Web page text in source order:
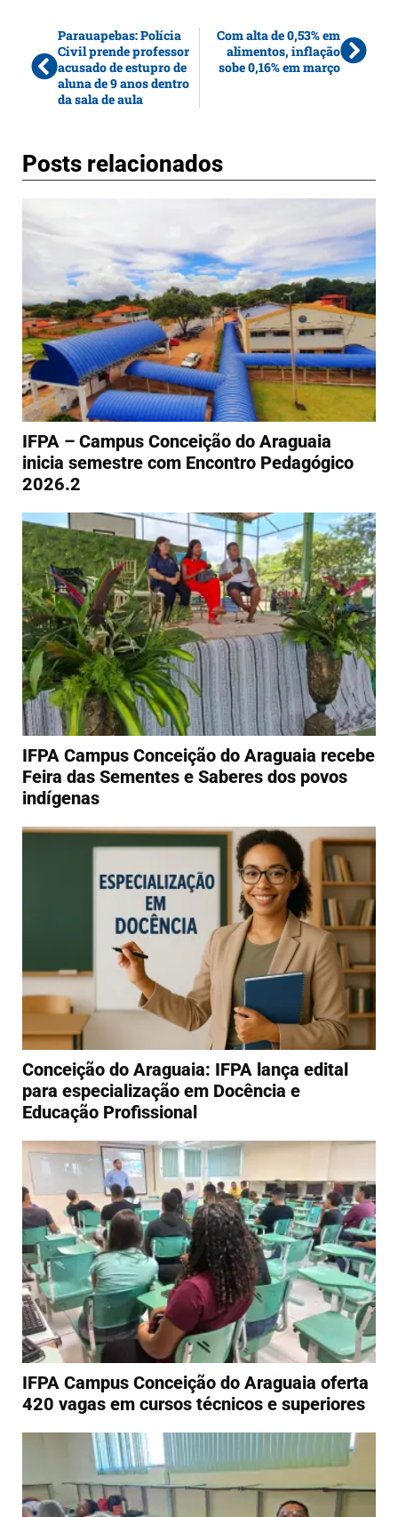
Parauapebas: Polícia
Civil prende professor
acusado de estupro de
aluna de 9 anos dentro
da sala de aula
Com alta de 0,53% em
alimentos, inflação
sobe 0,16% em março
Posts relacionados
IFPA – Campus Conceição do Araguaia
inicia semestre com Encontro Pedagógico
2026.2
IFPA Campus Conceição do Araguaia recebe
Feira das Sementes e Saberes dos povos
indígenas
Conceição do Araguaia: IFPA lança edital
para especialização em Docência e
Educação Profissional
IFPA Campus Conceição do Araguaia oferta
420 vagas em cursos técnicos e superiores